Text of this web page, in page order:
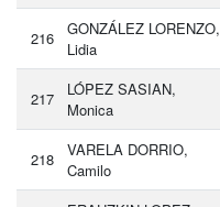
216
GONZÁLEZ LORENZO,
Lidia
217
LÓPEZ SASIAN,
Monica
218
VARELA DORRIO,
Camilo